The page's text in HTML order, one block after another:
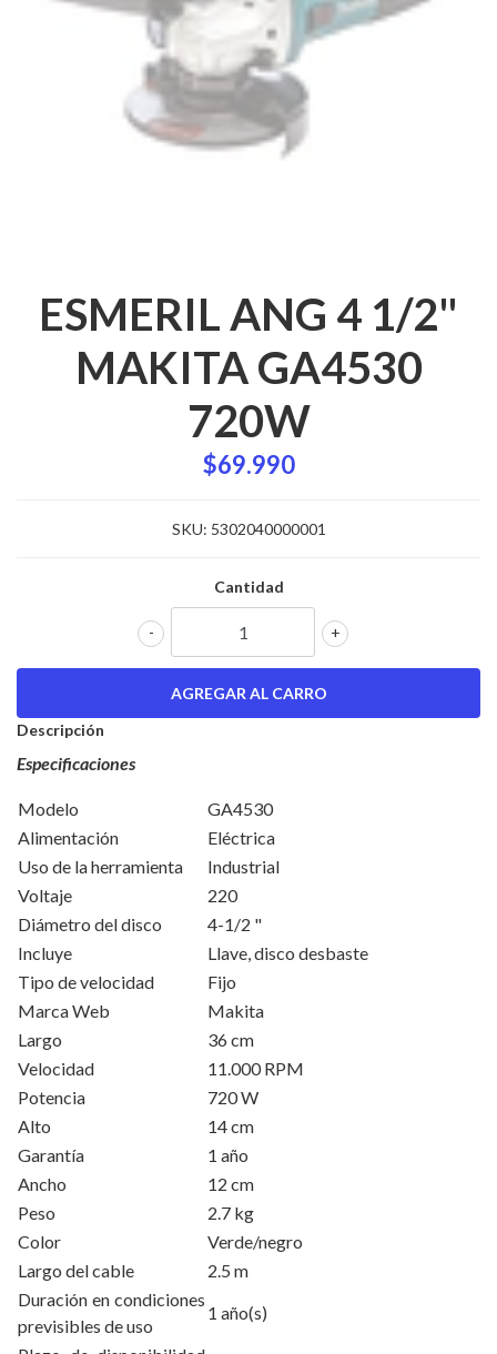
ESMERIL ANG 4 1/2"
MAKITA GA4530
720W
$69.990
SKU: 5302040000001
Cantidad
+
-
Descripción
Especificaciones
Modelo
GA4530
Alimentación
Eléctrica
Uso de la herramienta
Industrial
Voltaje
220
Diámetro del disco
4-1/2 "
Incluye
Llave, disco desbaste
Tipo de velocidad
Fijo
Marca Web
Makita
Largo
36 cm
Velocidad
11.000 RPM
Potencia
720 W
Alto
14 cm
Garantía
1 año
Ancho
12 cm
Peso
2.7 kg
Color
Verde/negro
Largo del cable
2.5 m
Duración en condiciones
previsibles de uso
1 año(s)